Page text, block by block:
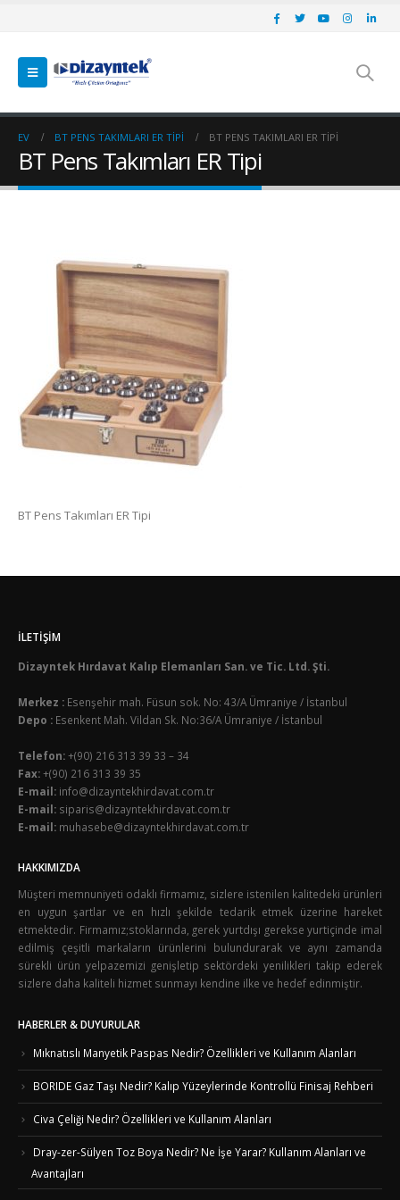
EV BT PENS TAKIMLARI ER TIPI BT PENS TAKIMLARI ER TIPI
BT Pens Takımları ER Tipi
BT Pens Takımları ER Tipi
İLETIŞIM
Dizayntek Hırdavat Kalıp Elemanları San. ve Tic. Ltd. Şti.
Merkez : Esenşehir mah. Füsun sok. No: 43/A Ümraniye / İstanbul
Depo : Esenkent Mah. Vildan Sk. No:36/A Ümraniye / İstanbul
Telefon:+(90) 216 313 39 33 – 34
Fax:+(90) 216 313 39 35
E-mail: info@dizayntekhirdavat.com.tr
E-mail: siparis@dizayntekhirdavat.com.tr
E-mail: muhasebe@dizayntekhirdavat.com.tr
HAKKIMIZDA
Müşteri memnuniyeti odaklı firmamız, sizlere istenilen kalitedeki ürünleri
en uygun şartlar ve en hızlı şekilde tedarik etmek üzerine hareket
etmektedir. Firmamız;stoklarında, gerek yurtdışı gerekse yurtiçinde imal
edilmiş çeşitli markaların ürünlerini bulundurarak ve aynı zamanda
sürekli ürün yelpazemizi genişletip sektördeki yenilikleri takip ederek
sizlere daha kaliteli hizmet sunmayı kendine ilke ve hedef edinmiştir.
HABERLER & DUYURULAR
Mıknatıslı Manyetik Paspas Nedir? Özellikleri ve Kullanım Alanları
BORIDE Gaz Taşı Nedir? Kalıp Yüzeylerinde Kontrollü Finisaj Rehberi
Civa Çeliği Nedir? Özellikleri ve Kullanım Alanları
Dray-zer-Sülyen Toz Boya Nedir? Ne İşe Yarar? Kullanım Alanları ve
Avantajları